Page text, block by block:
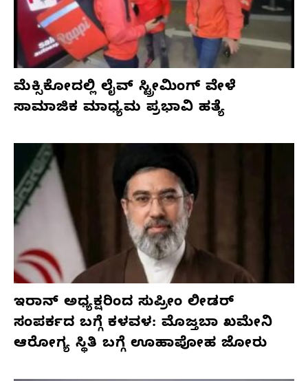
ಮೆಕ್ಸಿಕೋದಲ್ಲಿ ಲೈವ್ ಸ್ಟ್ರೀಮಿಂಗ್ ವೇಳೆ
ಸಾಮಾಜಿಕ ಮಾಧ್ಯಮ ಪ್ರಭಾವಿ ಹತ್ಯೆ
ಇರಾನ್ ಅಧ್ಯಕ್ಷರಿಂದ ಸುಪ್ರೀಂ ಲೀಡರ್
ಸಂಪರ್ಕದ ಬಗ್ಗೆ ಕಳವಳ: ಮೊಜ್ತಬಾ ಖಮೇನಿ
ಆರೋಗ್ಯ ಸ್ಥಿತಿ ಬಗ್ಗೆ ಊಹಾಪೋಹ ಜೋರು